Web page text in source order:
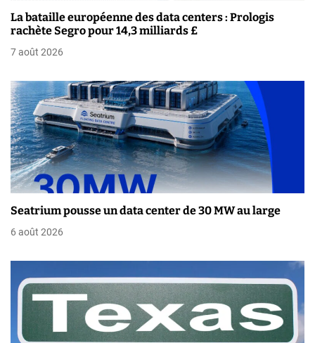
e
l
a
r
t
i
c
l
La bataille européenne des data centers : Prologis
rachète Segro pour 14,3 milliards £
7 août 2026
Seatrium pousse un data center de 30 MW au large
6 août 2026